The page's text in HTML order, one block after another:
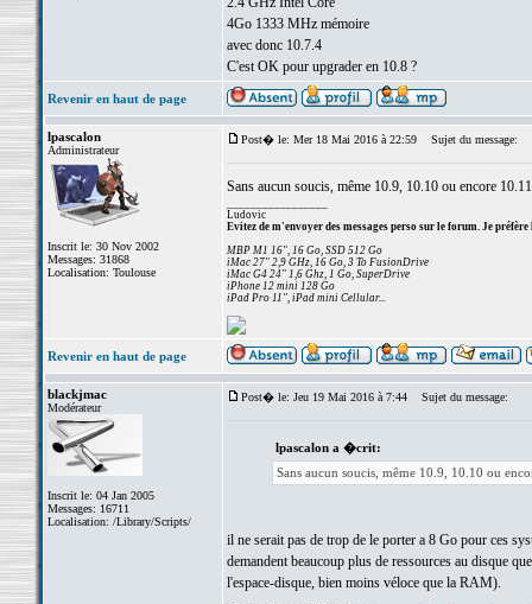
4Go 1333 MHz mémoire
avec donc 10.7.4
C'est OK pour upgrader en 10.8 ?
Revenir en haut de page
lpascalon
Administrateur
Inscrit le: 30 Nov 2002
Messages: 31868
Localisation: Toulouse
Post� le: Mer 18 Mai 2016 à 22:59 Sujet du message:
Sans aucun soucis, même 10.9, 10.10 ou encore
Ludovic
Evitez de m'envoyer des messages perso sur le forum. Je préfère
MBP M1 16", 16 Go, SSD 512 Go
iMac 27" 2,9 GHz, 16 Go, 3 To FusionDrive
iMac G4 24" 1,6 Ghz, 1 Go, SuperDrive
iPhone 12 mini 128 Go
iPad Pro 11", iPad mini Cellular...
Revenir en haut de page
blackjmac
Modérateur
Inscrit le: 04 Jan 2005
Messages: 16711
Localisation: /Library/Scripts/
Post� le: Jeu 19 Mai 2016 à 7:44 Sujet du message:
lpascalon a �crit:
Sans aucun soucis, même 10.9, 10.10 ou
il ne serait pas de trop de le porter a 8 Go pour ces
demandent beaucoup plus de ressources au disque
l'espace-disque, bien moins véloce que la RAM).